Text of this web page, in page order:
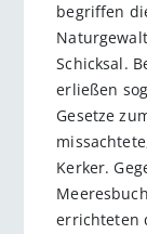
begriffen
Schicksal.
erließen
Gesetze
Kerker.
errichteten